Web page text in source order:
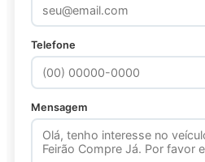
Telefone
Mensagem